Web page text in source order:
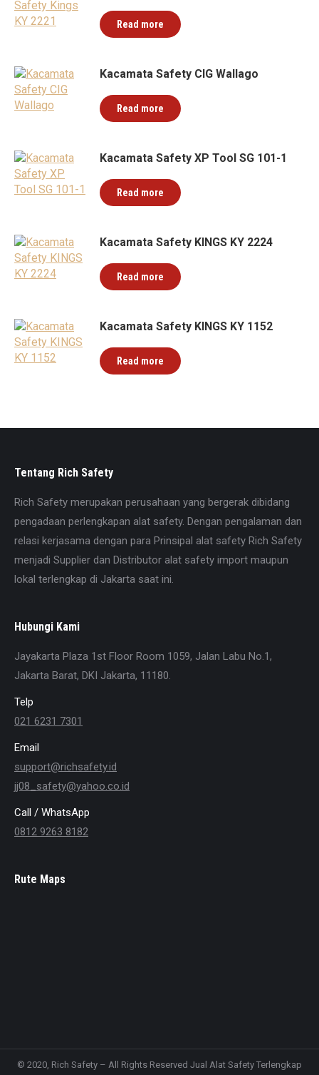
Read more
Kacamata Safety CIG Wallago
Read more
Kacamata Safety XP Tool SG 101-1
Read more
Kacamata Safety KINGS KY 2224
Read more
Kacamata Safety KINGS KY 1152
Read more
Tentang Rich Safety
Rich Safety merupakan perusahaan yang bergerak dibidang
pengadaan perlengkapan alat safety. Dengan pengalaman dan
relasi kerjasama dengan para Prinsipal alat safety Rich Safety
menjadi Supplier dan Distributor alat safety import maupun
lokal terlengkap di Jakarta saat ini.
Hubungi Kami
Jayakarta Plaza 1st Floor Room 1059, Jalan Labu No.1,
Jakarta Barat, DKI Jakarta, 11180.
Telp
021 6231 7301
Email
support@richsafety.id
jj08_safety@yahoo.co.id
Call / WhatsApp
0812 9263 8182
Rute Maps
© 2020, Rich Safety – All Rights Reserved Jual Alat Safety Terlengkap